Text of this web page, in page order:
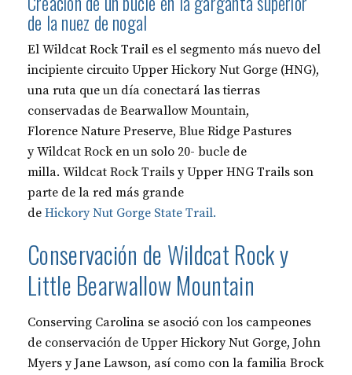
de la nuez de nogal
El Wildcat Rock Trail es el segmento más nuevo del
incipiente circuito Upper Hickory Nut Gorge (HNG),
una ruta que un día conectará las tierras
conservadas de Bearwallow Mountain,
Florence Nature Preserve, Blue Ridge Pastures
y Wildcat Rock en un solo 20- bucle de
milla. Wildcat Rock Trails y Upper HNG Trails son
parte de la red más grande
de Hickory Nut Gorge State Trail.
Conservación de Wildcat Rock y
Little Bearwallow Mountain
Conserving Carolina se asoció con los campeones
de conservación de Upper Hickory Nut Gorge, John
Myers y Jane Lawson, así como con la familia Brock